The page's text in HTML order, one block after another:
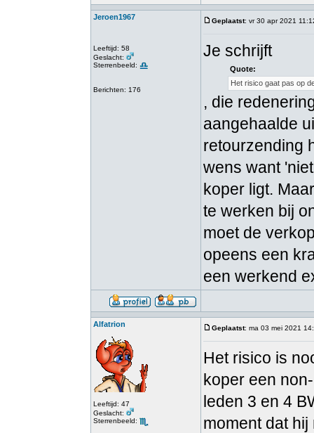
Jeroen1967
Leeftijd: 58
Geslacht:
Sterrenbeeld:
Berichten: 176
Geplaatst: vr 30 apr 2021
Je schrijft
Quote:
Het risico gaat pas op
, die
aangehaalde
retourzending
wens want
koper ligt.
te werken bij
moet de
opeens een
een werkend
Alfatrion
Leeftijd: 47
Geslacht:
Sterrenbeeld:
Geplaatst: ma 03 mei 2021
Het risico is
koper een
leden 3 en 4
moment dat